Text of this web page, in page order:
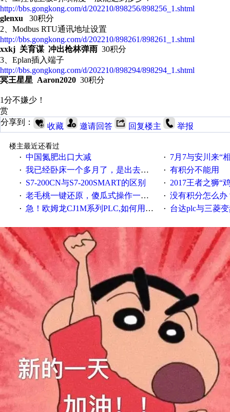
http://bbs.gongkong.com/d/202210/898256/898256_1.shtml
glenxu 30积分
2、 Modbus RTU通讯地址设置
http://bbs.gongkong.com/d/202210/898261/898261_1.shtml
xxkj 关育谋 冲出枪林弹雨 30积分
3、 Eplan插入端子
http://bbs.gongkong.com/d/202210/898294/898294_1.shtml
冥王星星 Aaron2020 30积分
1分不嫌少！
赏
分享到：
收藏 邀请回答 回复楼主 举报
楼主最近还看过
· 中国氮肥出口大减 · 7月7与安川来“
· 我已经卧床一个多月了，是出去安装机械手在高速遭遇车祸所致:大家工作都要特别注意啊 · 有积分不能用
· S7-200CN与S7-200SMART的区别 · 2017王者之狮“鸡”情签到
· 老毛桃一键还原，傻瓜式操作一键轻松备份还原；程序为向导式安装，一键即可实现自动备份或还原系统。 · 没有积分怎么办
· 急！欧姆龙CJ1M系列PLC,如何用时间控制变频器。要求时间在组态王中可以自由输入！拜托各位大神了！ · 台达plc与三菱